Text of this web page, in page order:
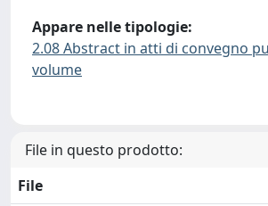
Appare nelle tipologie:
2.08 Abstract in atti di convegno
volume
File in questo prodotto:
File